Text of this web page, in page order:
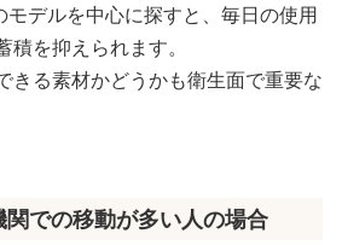
デルを中心に探すと、毎日の使用
を抑えられます。
きる素材かどうかも衛生面で重要な
での移動が多い人の場合